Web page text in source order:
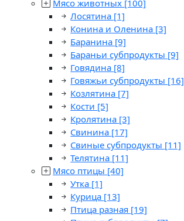
Мясо животных [100]
Лосятина [1]
Конина и Оленина [3]
Баранина [9]
Бараньи субпродукты [9]
Говядина [8]
Говяжьи субпродукты [16]
Козлятина [7]
Кости [5]
Кролятина [3]
Свинина [17]
Свиные субпродукты [11]
Телятина [11]
Мясо птицы [40]
Утка [1]
Курица [13]
Птица разная [19]